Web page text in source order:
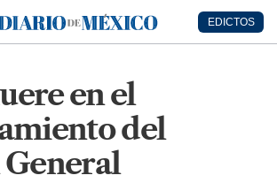
de México
EDICTOS
en el
del